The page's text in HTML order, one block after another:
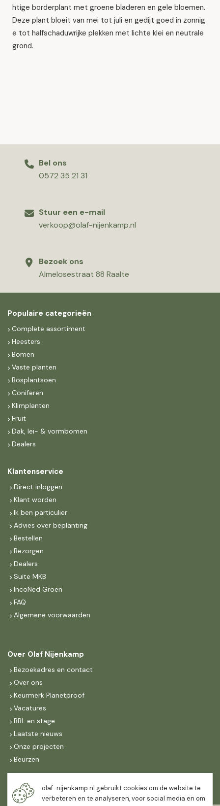
htige borderplant met groene bladeren en gele bloemen.
Deze plant bloeit van mei tot juli en gedijt goed in zonnig
e tot halfschaduwrijke plekken met lichte klei en neutrale
grond.
Bel ons
0572 35 21 31
Stuur een e-mail
verkoop@olaf-nijenkamp.nl
Bezoek ons
Almelosestraat 88 Raalte
Populaire categorieën
Complete assortiment
Heesters
Bomen
Vaste planten
Bosplantsoen
Coniferen
Klimplanten
Fruit
Dak, lei- & vormbomen
Dealers
Klantenservice
Direct inloggen
Klant worden
Ik ben particulier
Advies over beplanting
Bestellen
Bezorgen
Dealers
Suite MKB
IncoNed Groen
FAQ
Algemene voorwaarden
Over Olaf Nijenkamp
Bezoekadres en contact
Over ons
Keurmerk Planetproof
Vacatures
BBL en stage
Laatste nieuws
Onze projecten
Beurzen
Maandag t/m vrijdag
07:30- 16:30
olaf-nijenkamp.nl gebruikt cookies om de website te
verbeteren en te analyseren, voor social media en om